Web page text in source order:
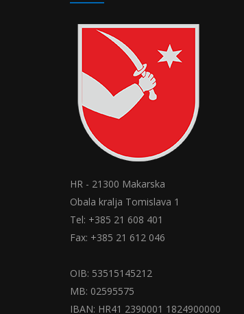
HR - 21300 Makarska
Obala kralja Tomislava 1
Tel: +385 21 608 401
Fax: +385 21 612 046
OIB: 53515145212
MB: 02595575
IBAN: HR41 2390001 1824900000